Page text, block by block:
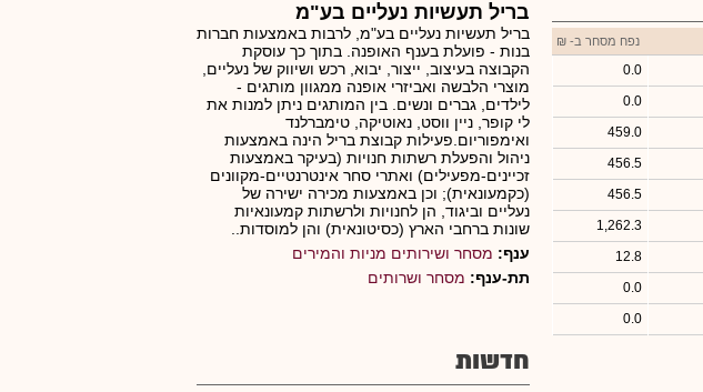
נפח מסחר ב- ₪
0.0
0.0
459.0
456.5
456.5
1,262.3
12.8
0.0
0.0
בריל תעשיות נעליים בע"מ
בריל תעשיות נעליים בע"מ, לרבות באמצעות חברות
בנות - פועלת בענף האופנה. בתוך כך עוסקת
הקבוצה בעיצוב, ייצור, יבוא, רכש ושיווק של נעליים,
מוצרי הלבשה ואביזרי אופנה ממגוון מותגים -
לילדים, גברים ונשים. בין המותגים ניתן למנות את
לי קופר, ניין ווסט, נאוטיקה, טימברלנד
ואימפוריום.פעילות קבוצת בריל הינה באמצעות
ניהול והפעלת רשתות חנויות (בעיקר באמצעות
זכיינים-מפעילים) ואתרי סחר אינטרנטיים-מקוונים
(כקמעונאית); וכן באמצעות מכירה ישירה של
נעליים וביגוד, הן לחנויות ולרשתות קמעונאיות
שונות ברחבי הארץ (כסיטונאית) והן למוסדות..
ענף: מסחר ושירותים מניות והמירים
תת-ענף: מסחר ושרותים
חדשות